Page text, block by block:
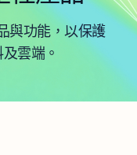
與功能，以保護
雲端。